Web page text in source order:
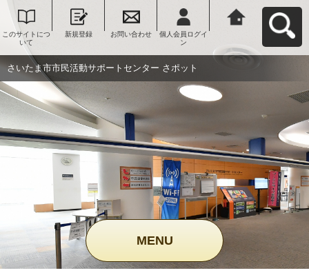
このサイトにつ
いて
新規登録 お問い合わせ
個人会員ログイ
ン
ンター さポット
へ戻る
さいたま市市民活動サポートセンター さポット
MENU